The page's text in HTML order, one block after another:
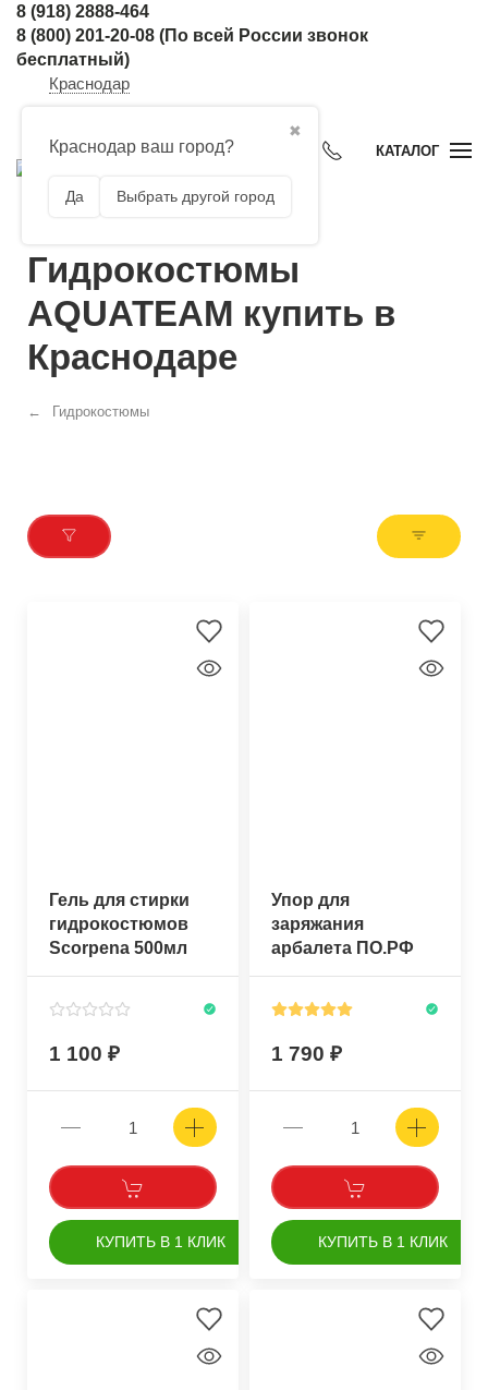
8 (918) 2888-464
8 (800) 201-20-08 (По всей России звонок
бесплатный)
Краснодар
✖
Краснодар ваш город?
Да Выбрать другой город
КАТАЛОГ
Гидрокостюмы
AQUATEAM купить в
Краснодаре
Гидрокостюмы
Гель для стирки
гидрокостюмов
Scorpena 500мл
1 100
КУПИТЬ В 1 КЛИК
Упор для
заряжания
арбалета ПО.РФ
1 790
КУПИТЬ В 1 КЛИК